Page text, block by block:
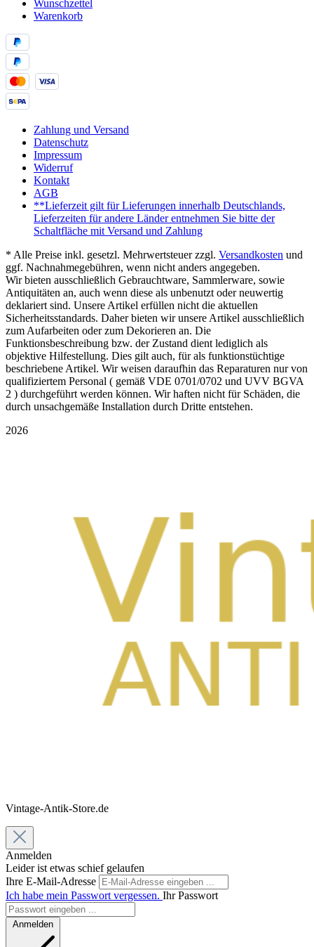
Wunschzettel
Warenkorb
Zahlung und Versand
Datenschutz
Impressum
Widerruf
Kontakt
AGB
**Lieferzeit gilt für Lieferungen innerhalb Deutschlands,
Lieferzeiten für andere Länder entnehmen Sie bitte der
Schaltfläche mit Versand und Zahlung
* Alle Preise inkl. gesetzl. Mehrwertsteuer zzgl. Versandkosten und
ggf. Nachnahmegebühren, wenn nicht anders angegeben.
Wir bieten ausschließlich Gebrauchtware, Sammlerware, sowie
Antiquitäten an, auch wenn diese als unbenutzt oder neuwertig
deklariert sind. Unsere Artikel erfüllen nicht die aktuellen
Sicherheitsstandards. Daher bieten wir unsere Artikel ausschließlich
zum Aufarbeiten oder zum Dekorieren an. Die
Funktionsbeschreibung bzw. der Zustand dient lediglich als
objektive Hilfestellung. Dies gilt auch, für als funktionstüchtige
beschriebene Artikel. Wir weisen daraufhin das Reparaturen nur von
qualifiziertem Personal ( gemäß VDE 0701/0702 und UVV BGVA
2 ) durchgeführt werden können. Wir haften nicht für Schäden, die
durch unsachgemäße Installation durch Dritte entstehen.
2026
Vintage-Antik-Store.de
Anmelden
Leider ist etwas schief gelaufen
Ihre E-Mail-Adresse
Ich habe mein Passwort vergessen. Ihr Passwort
Anmelden